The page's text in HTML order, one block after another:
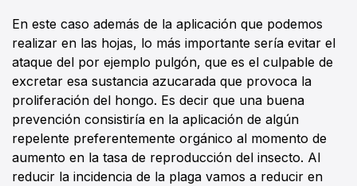
En este caso además de la aplicación que podemos
realizar en las hojas, lo más importante sería evitar el
ataque del por ejemplo pulgón, que es el culpable de
excretar esa sustancia azucarada que provoca la
proliferación del hongo. Es decir que una buena
prevención consistiría en la aplicación de algún
repelente preferentemente orgánico al momento de
aumento en la tasa de reproducción del insecto. Al
reducir la incidencia de la plaga vamos a reducir en